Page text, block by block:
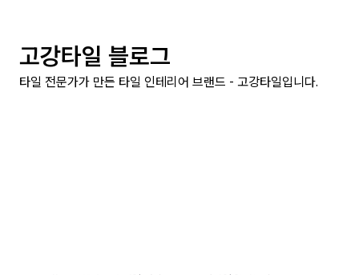
고강타일 블로그
타일 전문가가 만든 타일 인테리어 브랜드 - 고강타일입니다.